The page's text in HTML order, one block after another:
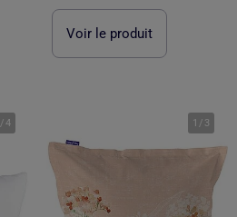
Voir le produit
/4 1 / 3